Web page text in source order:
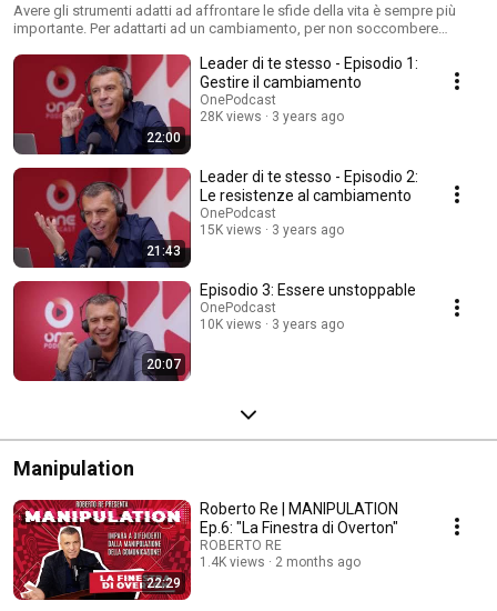
Avere gli strumenti adatti ad affrontare le sfide della vita è sempre più
importante. Per adattarti ad un cambiamento, per non soccombere
magiche. Solo esperienza, conoscenza di sé stessi, mindset vincente e
tanta consapevolezza. C’è questo e molto altro in LEADER DI TE STESSO,
il podcast di Roberto Re che da oltre 30 anni è coach e formatore di atleti,
imprenditori e persone come te che hanno bisogno di aggiustare la rotta
per mettere a fuoco il proprio potenziale e scoprire chi possono essere o
diventare. Partiamo dalle esperienze di ogni giorno e dalle emozioni che
ci rendono così umani: diventare leader di se stessi è un viaggio
affascinante verso nuovi successi tutti da scrivere.
22:00
Leader di te stesso - Episodio 1:
Gestire il cambiamento
OnePodcast
28K views
3 years ago
21:43
Leader di te stesso - Episodio 2:
Le resistenze al cambiamento
OnePodcast
15K views
3 years ago
20:07
Episodio 3: Essere unstoppable
OnePodcast
10K views
3 years ago
Manipulation
22:29
Roberto Re | MANIPULATION
Ep.6: "La Finestra di Overton"
ROBERTO RE
1.4K views
2 months ago